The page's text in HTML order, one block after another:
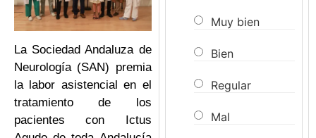
La Sociedad Andaluza de
Neurología (SAN) premia
la labor asistencial en el
tratamiento de los
pacientes con Ictus
Muy bien
Bien
Regular
Mal